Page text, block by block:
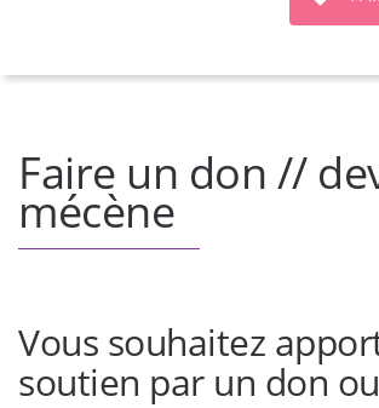
Faire un don //
mécène
Vous souhaitez
soutien par un don